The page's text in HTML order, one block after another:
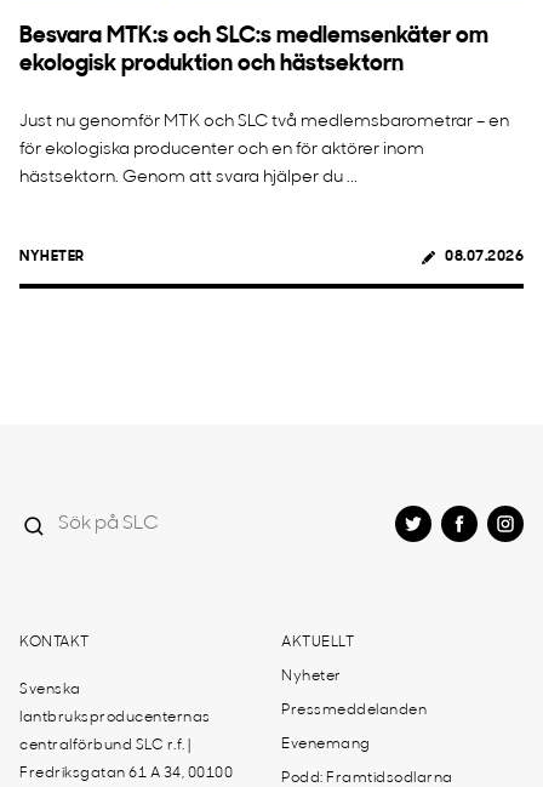
Besvara MTK:s och SLC:s medlemsenkäter om
ekologisk produktion och hästsektorn
Just nu genomför MTK och SLC två medlemsbarometrar – en
för ekologiska producenter och en för aktörer inom
hästsektorn. Genom att svara hjälper du ...
NYHETER 08.07.2026
KONTAKT
Svenska
lantbruksproducenternas
centralförbund SLC r.f. |
Fredriksgatan 61 A 34, 00100
AKTUELLT
Nyheter
Pressmeddelanden
Evenemang
Podd: Framtidsodlarna